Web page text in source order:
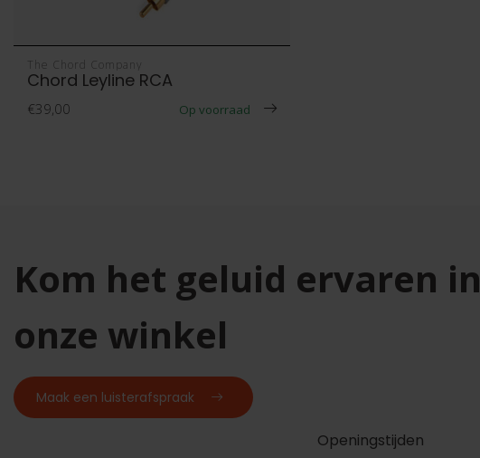
The Chord Company
Chord Leyline RCA
€39,00 Op voorraad
Kom het geluid ervaren in
onze winkel
Maak een luisterafspraak
Openingstijden